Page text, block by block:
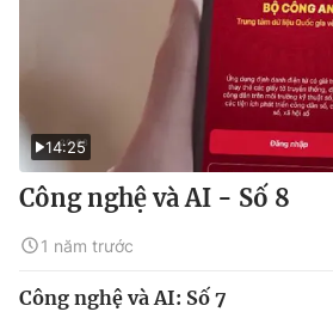
14:25
Công nghệ và AI - Số 8
1 năm trước
Công nghệ và AI: Số 7